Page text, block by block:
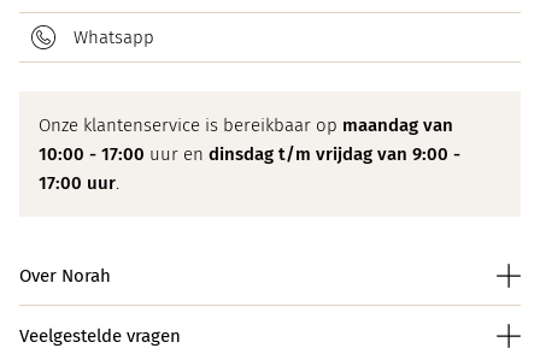
Whatsapp
Onze klantenservice is bereikbaar op maandag van
10:00 - 17:00 uur en dinsdag t/m vrijdag van 9:00 -
17:00 uur.
Over Norah
Veelgestelde vragen